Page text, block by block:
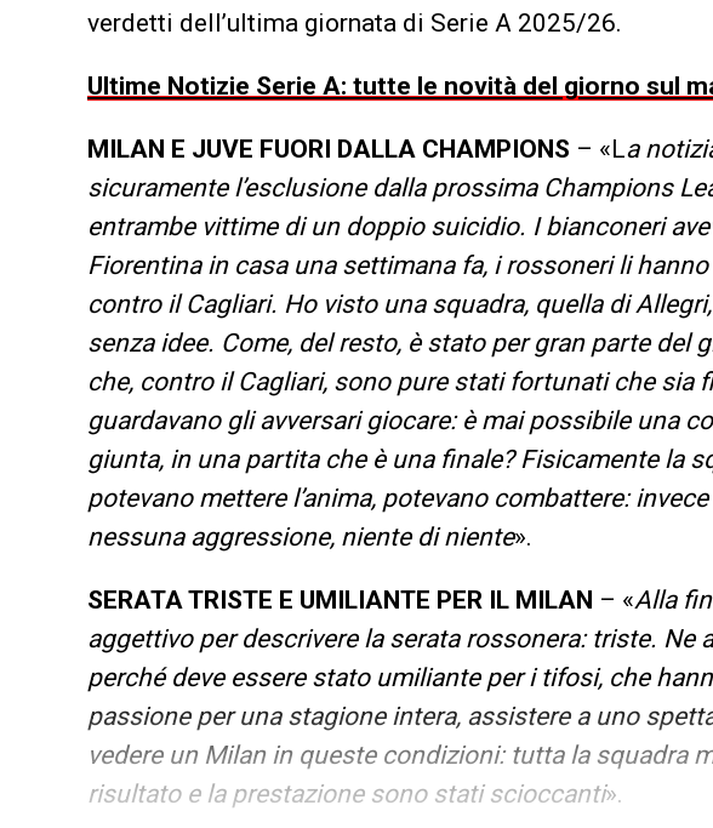
verdetti dell’ultima giornata di Serie A 2025/26.
Ultime Notizie Serie A: tutte le novità del giorno sul
MILAN E JUVE FUORI DALLA CHAMPIONS – «La
sicuramente l’esclusione dalla prossima Champions
entrambe vittime di un doppio suicidio. I bianconeri
Fiorentina in casa una settimana fa, i rossoneri li
contro il Cagliari. Ho visto una squadra, quella di
senza idee. Come, del resto, è stato per gran parte del
che, contro il Cagliari, sono pure stati fortunati che sia
guardavano gli avversari giocare: è mai possibile una
giunta, in una partita che è una finale? Fisicamente la
potevano mettere l’anima, potevano combattere:
nessuna aggressione, niente di niente».
SERATA TRISTE E UMILIANTE PER IL MILAN – «Alla
aggettivo per descrivere la serata rossonera: triste. Ne
perché deve essere stato umiliante per i tifosi, che
passione per una stagione intera, assistere a uno
vedere un Milan in queste condizioni: tutta la squadra
risultato e la prestazione sono stati scioccanti».